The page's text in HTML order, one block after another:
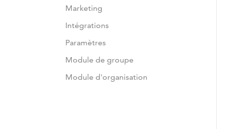
Marketing
Intégrations
Paramètres
Module de groupe
Module d'organisation